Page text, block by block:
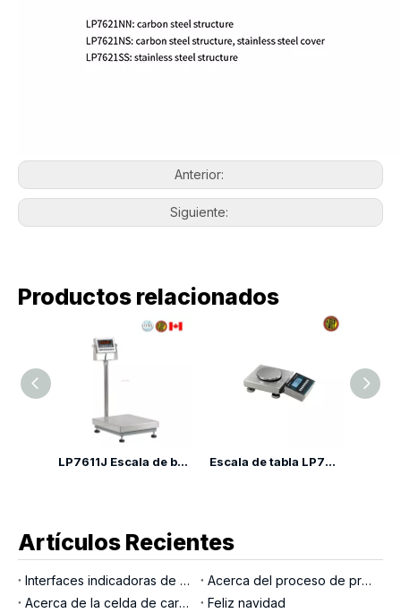
Anterior:
Siguiente:
Productos relacionados
LP7611J Escala de banco económico Escala de tabla LP7615
Artículos Recientes
Interfaces indicadoras de pesaje
Acerca del proceso de producción LOCOSC para básculas, células de carga e indicadores
Acerca de la celda de carga del pasador de carga
Feliz navidad